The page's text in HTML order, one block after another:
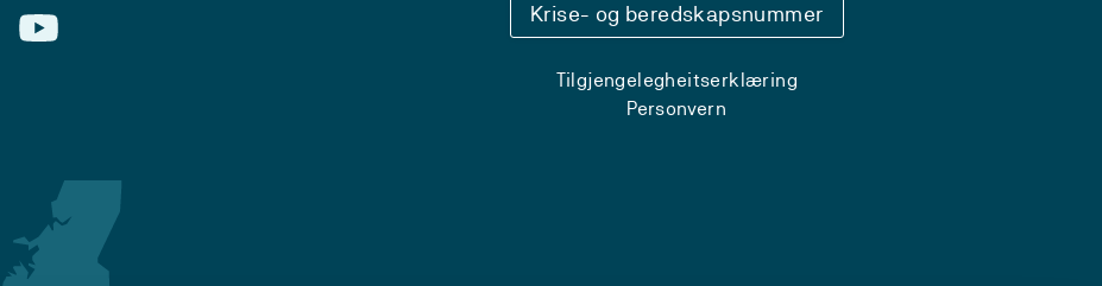
Krise- og beredskapsnummer
Tilgjengelegheitserklæring
Personvern